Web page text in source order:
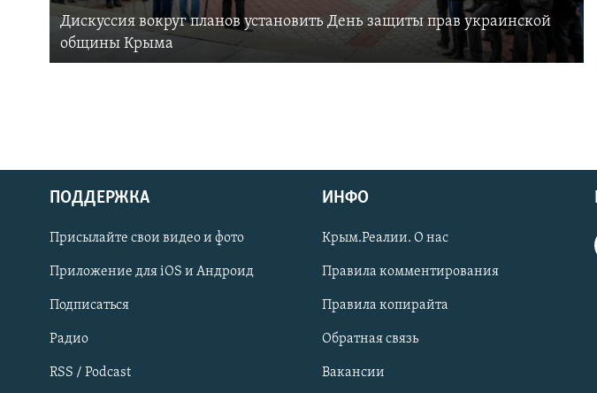
Українською
Qırımtatar
ПРИСОЕДИНЯЙТЕСЬ!
Дискуссия вокруг планов установить День защиты прав украинской
общины Крыма
ПОДДЕРЖКА
Присылайте свои видео и фото
Приложение для iOS и Андроид
Подписаться
Радио
RSS / Podcast
ИНФО
Крым.Реалии. О нас
Правила комментирования
Правила копирайта
Обратная связь
Вакансии